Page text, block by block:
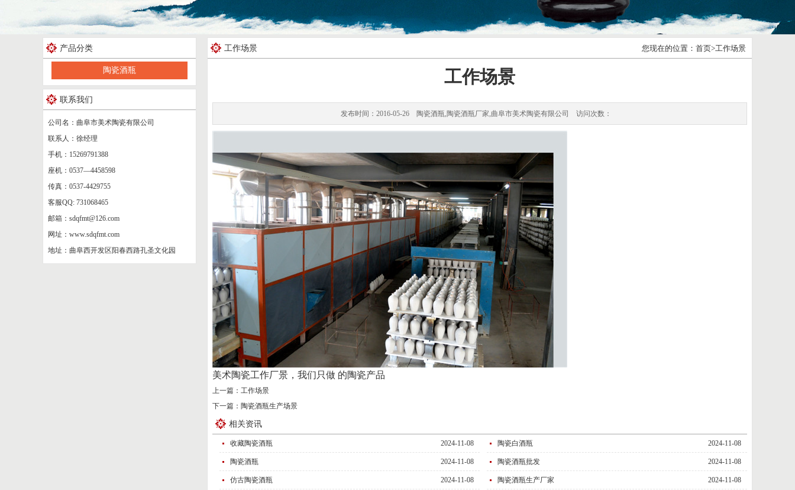
产品分类
陶瓷酒瓶
联系我们
公司名：曲阜市美术陶瓷有限公司
联系人：徐经理
手机：15269791388
座机：0537—4458598
传真：0537-4429755
客服QQ: 731068465
邮箱：sdqfmt@126.com
网址：www.sdqfmt.com
地址：曲阜西开发区阳春西路孔圣文化园
工作场景 您现在的位置：首页>工作场景
工作场景
发布时间：2016-05-26 陶瓷酒瓶,陶瓷酒瓶厂家,曲阜市美术陶瓷有限公司 访问次数：
美术陶瓷工作厂景，我们只做 的陶瓷产品
上一篇： 工作场景
下一篇： 陶瓷酒瓶生产场景
相关资讯
2024-11-08
收藏陶瓷酒瓶 2024-11-08
陶瓷白酒瓶
2024-11-08
陶瓷酒瓶 2024-11-08
陶瓷酒瓶批发
2024-11-08
仿古陶瓷酒瓶 2024-11-08
陶瓷酒瓶生产厂家